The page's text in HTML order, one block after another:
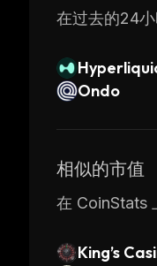
在过去的24
Ondo
相似的市值
在 CoinStats
King’s